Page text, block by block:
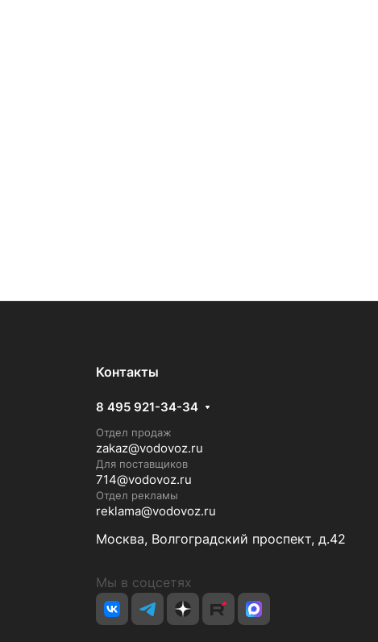
Контакты
8 495 921-34-34
Отдел продаж
zakaz@vodovoz.ru
Для поставщиков
714@vodovoz.ru
Отдел рекламы
reklama@vodovoz.ru
Москва, Волгоградский проспект, д.42
Мы в соцсетях